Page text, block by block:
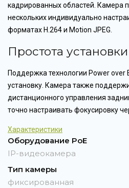
кадрированных областей. Камера
нескольких индивидуально
форматах H.264 и Motion JPEG.
Простота установки
Поддержка технологии Power
установку. Камера также
дистанционного управления
точно настраивать фокусировку
Характеристики
Оборудование PoE
IP-видеокамера
Тип камеры
фиксированная